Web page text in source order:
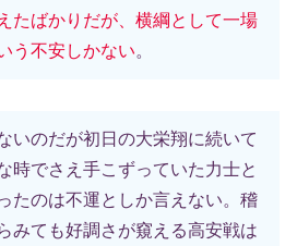
たばかりだが、横綱として一場
う不安しかない。
いのだが初日の大栄翔に続いて
時でさえ手こずっていた力士と
たのは不運としか言えない。稽
みても好調さが窺える高安戦は